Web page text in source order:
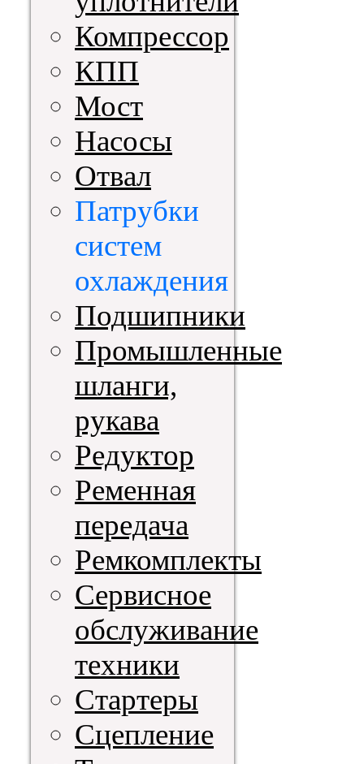
Компрессор
КПП
Мост
Насосы
Отвал
Патрубки
систем
охлаждения
Подшипники
Промышленные
шланги,
рукава
Редуктор
Ременная
передача
Ремкомплекты
Сервисное
обслуживание
техники
Стартеры
Сцепление